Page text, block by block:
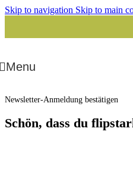
Skip to navigation Skip to main
Menu
Newsletter-Anmeldung bestätigen
Schön, dass du